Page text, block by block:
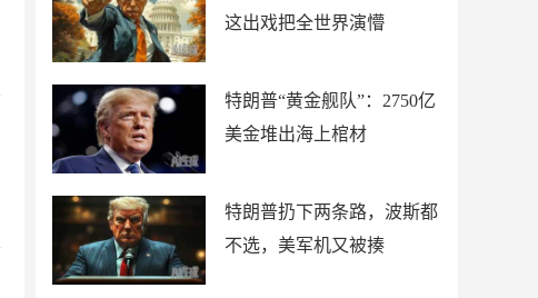
这出戏把全世界演懵
特朗普“黄金舰队”：2750亿
美金堆出海上棺材
特朗普扔下两条路，波斯都
不选，美军机又被揍